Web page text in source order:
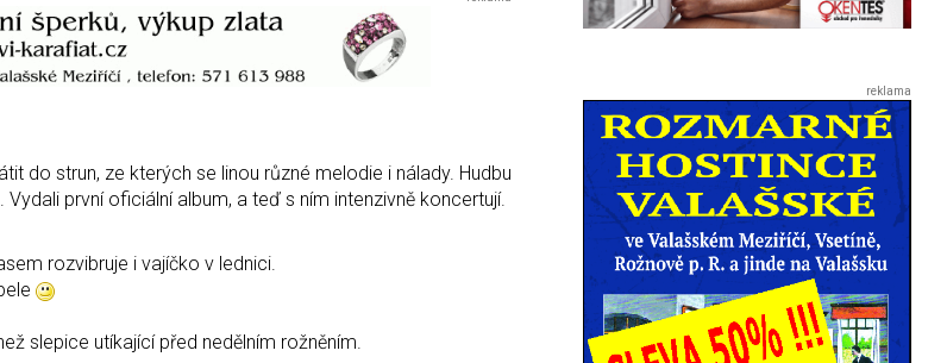
do strun, ze kterých se linou různé melodie i nálady. Hudbu
první oficiální album, a teď s ním intenzivně koncertují.
rozvibruje i vajíčko v lednici.
slepice utíkající před nedělním rožněním.